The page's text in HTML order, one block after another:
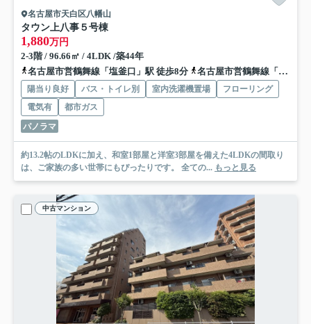
名古屋市天白区八幡山
タウン上八事５号棟
1,880万円
2-3階 / 96.66㎡ / 4LDK /築44年
名古屋市営鶴舞線「塩釜口」駅 徒歩8分
名古屋市営鶴舞線「植田」駅 徒歩15分
陽当り良好 バス・トイレ別 室内洗濯機置場
フローリング
電気有
都市ガス
パノラマ
約13.2帖のLDKに加え、和室1部屋と洋室3部屋を備えた4LDKの間取り
は、ご家族の多い世帯にもぴったりです。 全ての... もっと見る
中古マンション